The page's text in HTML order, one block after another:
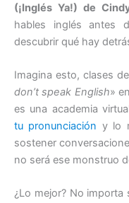
(¡Inglés Ya!) de
hables inglés antes
descubrir qué hay
Imagina esto, clases
don’t speak English»
es una academia
tu pronunciación y lo
sostener
no será ese monstruo
¿Lo mejor? No